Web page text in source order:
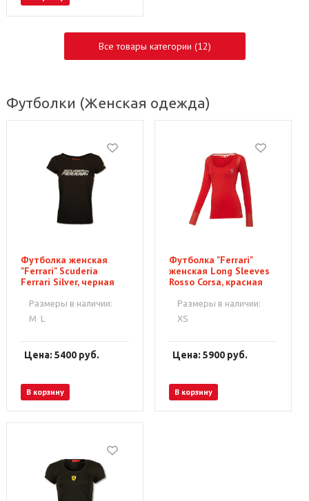
Все товары категории (12)
Футболки (Женская одежда)
Футболка женская
"Ferrari" Scuderia
Ferrari Silver, черная
Размеры в наличии:
M L
Цена: 5400 руб.
В корзину
Футболка "Ferrari"
женская Long Sleeves
Rosso Corsa, красная
Размеры в наличии:
XS
Цена: 5900 руб.
В корзину